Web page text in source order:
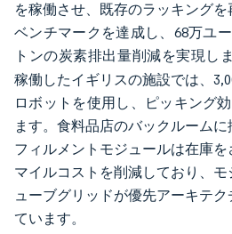
を稼働させ、既存のラッキング
ベンチマークを達成し、68万ユ
トンの炭素排出量削減を実現し
稼働したイギリスの施設では、
ロボットを使用し、ピッキング
ます。食料品店のバックルーム
フィルメントモジュールは在庫
マイルコストを削減しており、
ューブグリッドが優先アーキテ
ています。